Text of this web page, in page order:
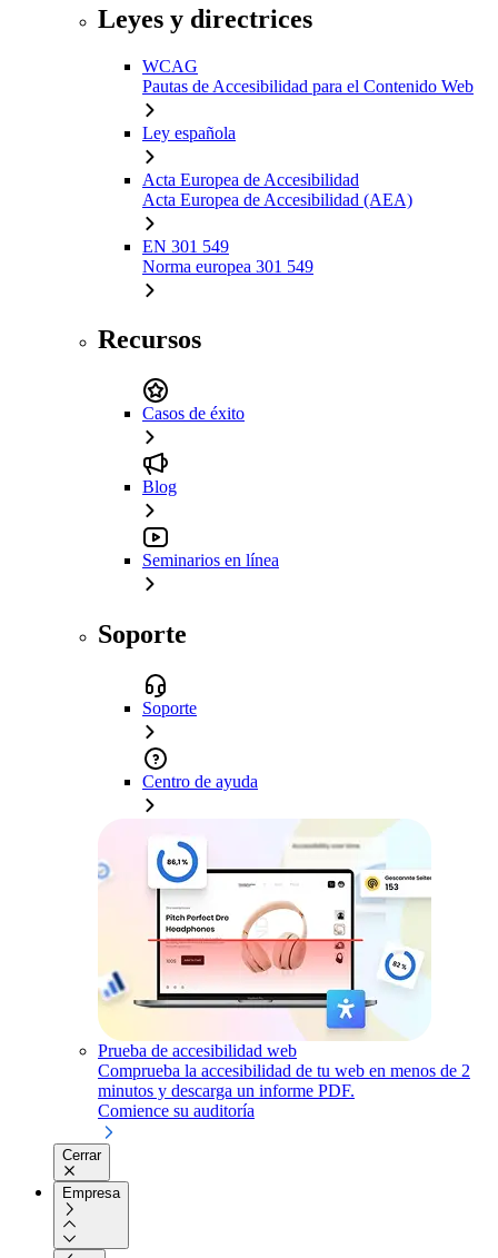
Leyes y directrices
WCAG
Pautas de Accesibilidad para el Contenido Web
Ley española
Acta Europea de Accesibilidad
Acta Europea de Accesibilidad (AEA)
EN 301 549
Norma europea 301 549
Recursos
Casos de éxito
Blog
Seminarios en línea
Soporte
Soporte
Centro de ayuda
Prueba de accesibilidad web
Comprueba la accesibilidad de tu web en menos de 2
minutos y descarga un informe PDF.
Comience su auditoría
Cerrar
Empresa